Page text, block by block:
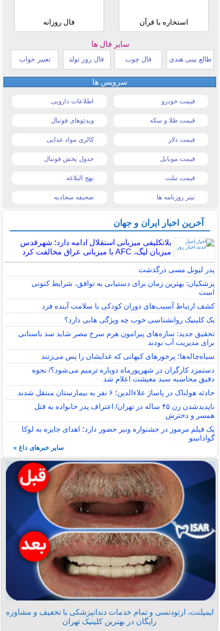
استخاره با قرآن فال روزانه
سایر فال ها
طالع بینی هندی فال چوب فال روز تولد تعبیر خواب
سرویس ها
قیمت خودرو اطلاعات دارویی
قیمت طلا و سکه ویدئوهای فوتبال
قیمت دلار کالری مواد غذایی
قیمت موبایل جدول پخش فوتبال
قیمت تبلت نهج البلاغه
تیتر روزنامه ها صحیفه سجادیه
آخرین اخبار ایران و جهان
بلاتکلیفی میزبانی استقلال ادامه دارد؛ شهرقدس
میزبان لیگ، AFC با میزبانی عراق مخالفت کرد
پدر لیونل مسی درگذشت
پزشکیان: بهترین زمان برای دستیابی به توافق، شرایط کنونی
است
کشف ارتباط آسیب‌های دوران کودکی با سلامت آینده فرد
یک کلینیک روانشناسی خوب چه ویژگی هایی دارد؟
تحقیق جدید: سازه‌های پیرامون هرم سرخ مصر شاید سد باستانی
برای مدیریت آب بودند
سیاه‌چاله‌ها؛ پرخورهای کیهانی که غذایشان را پس می‌زنند
دستمزد کارگران در شهریورماه دوباره ترمیم می‌شود؟/ نحوه
دقیق محاسبه سبد معیشت اعلام شد
حادثه هولناک در پاساژ علاءالدین؛ ۶ نفر به بیمارستان منتقل شدند
ناپدیدشدن زن ۴۵ ساله در تهران/ اعتراف پدر خانواده به قتل
همسر و دخترش
یک فیلم مرموز در جشنواره ونیز حضور دارد؛ اهدای جایزه به لوکا
گوادانینو
سایر خبرهای داغ »
ایمپلنت، ارتودنسی و تمام خدمات دندانپزشکی با تخفیف و مشاوره
رایگان در بهترین کلینیک تهران